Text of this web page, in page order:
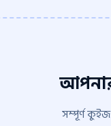
আপনার
সম্পূর্ণ